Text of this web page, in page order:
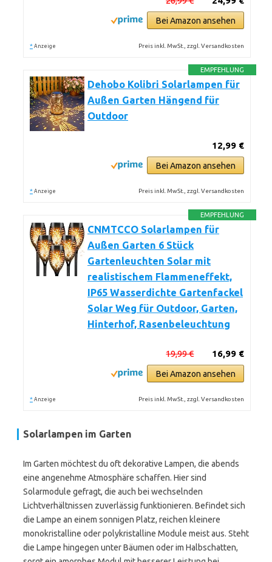
Bei Amazon ansehen
* Anzeige Preis inkl. MwSt., zzgl. Versandkosten
EMPFEHLUNG
Dehobo Kolibri Solarlampen für
Außen Garten Hängend für
Outdoor
12,99 €
Bei Amazon ansehen
* Anzeige Preis inkl. MwSt., zzgl. Versandkosten
EMPFEHLUNG
CNMTCCO Solarlampen für
Außen Garten 6 Stück
Gartenleuchten Solar mit
realistischem Flammeneffekt,
IP65 Wasserdichte Gartenfackel
Solar Weg für Outdoor, Garten,
Hinterhof, Rasenbeleuchtung
16,99 €
19,99 €
Bei Amazon ansehen
* Anzeige Preis inkl. MwSt., zzgl. Versandkosten
Solarlampen im Garten
Im Garten möchtest du oft dekorative Lampen, die abends
eine angenehme Atmosphäre schaffen. Hier sind
Solarmodule gefragt, die auch bei wechselnden
Lichtverhältnissen zuverlässig funktionieren. Befindet sich
die Lampe an einem sonnigen Platz, reichen kleinere
monokristalline oder polykristalline Module meist aus. Steht
die Lampe hingegen unter Bäumen oder im Halbschatten,